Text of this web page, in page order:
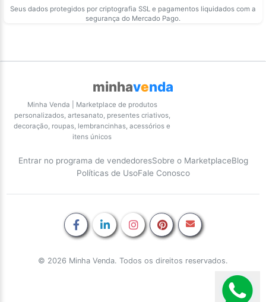
Seus dados protegidos por criptografia SSL e pagamentos liquidados com a
segurança do Mercado Pago.
minhavenda
Minha Venda | Marketplace de produtos
personalizados, artesanato, presentes criativos,
decoração, roupas, lembrancinhas, acessórios e
itens únicos
Entrar no programa de vendedoresSobre o MarketplaceBlog
Políticas de UsoFale Conosco
© 2026 Minha Venda. Todos os direitos reservados.